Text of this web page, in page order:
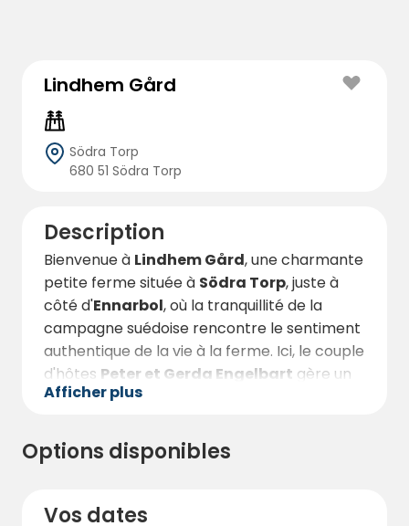
Lindhem Gård
Södra Torp
680 51 Södra Torp
Description
Bienvenue à Lindhem Gård, une charmante
petite ferme située à Södra Torp, juste à
côté d'Ennarbol, où la tranquillité de la
campagne suédoise rencontre le sentiment
authentique de la vie à la ferme. Ici, le couple
d'hôtes Peter et Gerda Engelbart gère un
lieu de séjour confortable et personnel pour
qui recherchent la nature, la tranquillité et
une communauté authentique. La ferme
bande de poules joyeuses - et pour ceux qui
Afficher plus
Options disponibles
Vos dates